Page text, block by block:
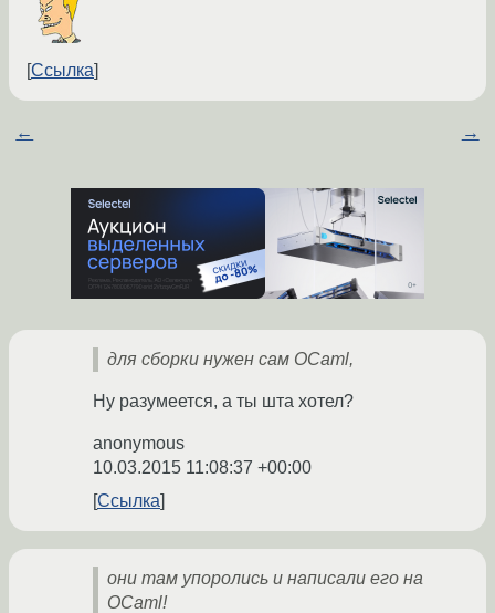
Ссылка
← →
для сборки нужен сам OCaml,
Ну разумеется, а ты шта хотел?
anonymous
10.03.2015 11:08:37 +00:00
Ссылка
они там упоролись и написали его на
OCaml!